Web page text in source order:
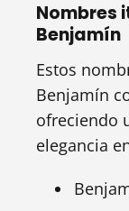
Nombres
Benjamín
Estos
Benjamín
ofreciendo
elegancia